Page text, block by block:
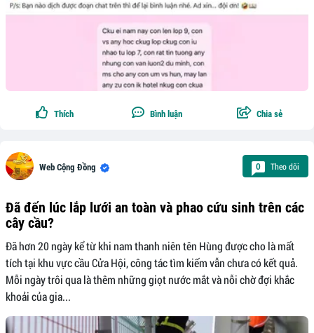
Thích Bình luận Chia sẻ
Web Cộng Đồng 0 Theo dõi
Đã đến lúc lắp lưới an toàn và phao cứu sinh trên các
cây cầu?
Đã hơn 20 ngày kể từ khi nam thanh niên tên Hùng được cho là mất
tích tại khu vực cầu Cửa Hội, công tác tìm kiếm vẫn chưa có kết quả.
Mỗi ngày trôi qua là thêm những giọt nước mắt và nỗi chờ đợi khắc
khoải của gia...